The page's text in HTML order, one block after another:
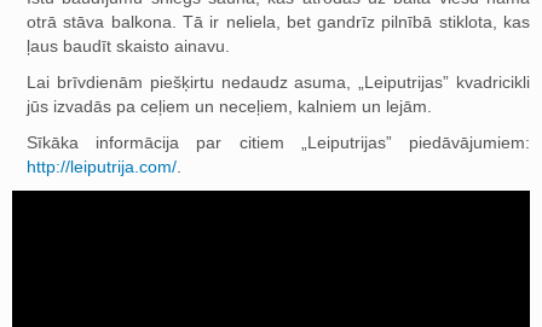
otrā stāva balkona. Tā ir neliela, bet gandrīz pilnībā stiklota, kas
ļaus baudīt skaisto ainavu.
Lai brīvdienām piešķirtu nedaudz asuma, „Leiputrijas” kvadricikli
jūs izvadās pa ceļiem un neceļiem, kalniem un lejām.
Sīkāka informācija par citiem „Leiputrijas” piedāvājumiem:
http://leiputrija.com/